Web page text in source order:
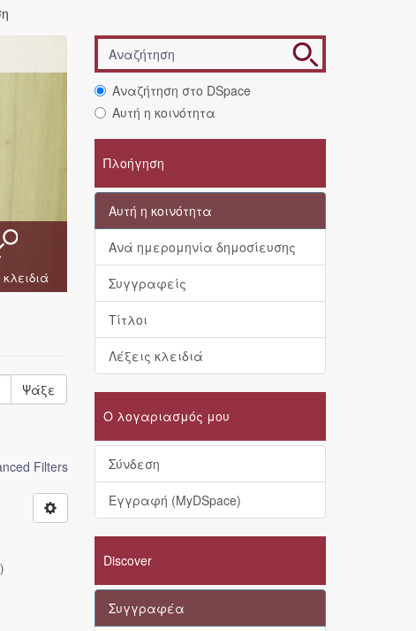
Ψάξε
Filters
)
Αναζήτηση στο DSpace
Αυτή η κοινότητα
Πλοήγηση
Αυτή η κοινότητα
Ανά ημερομηνία δημοσίευσης
Συγγραφείς
Τίτλοι
Λέξεις κλειδιά
Ο λογαριασμός μου
Σύνδεση
Εγγραφή (MyDSpace)
Discover
Συγγραφέα